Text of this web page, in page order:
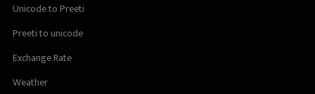
Unicode to Preeti
Preeti to unicode
Exchange Rate
Weather